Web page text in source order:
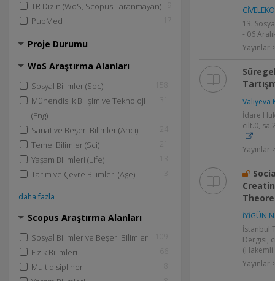
TR Dizin (WoS, Scopus Taranmayan)
PubMed
Proje Durumu
WoS Araştırma Alanları
Sosyal Bilimler (Soc)
Mühendislik Bilişim ve Teknoloji
(Eng)
Sanat ve Beşeri Bilimler (Ahci)
Temel Bilimler (Sci)
Yaşam Bilimleri (Life)
Tarım ve Çevre Bilimleri (Age)
daha fazla
Scopus Araştırma Alanları
Sosyal Bilimler ve Beşeri Bilimler
Fizik Bilimleri
Multidisipliner
13.
- 06
Yayınlar
Valıyeva
İdare
cilt.0,
Yayınlar
İYİGÜN
İstanbul
Dergisi,
Yayınlar